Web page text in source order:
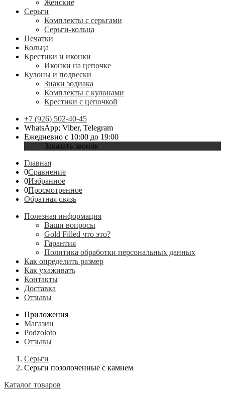
Женские
Серьги
Комплекты с серьгами
Серьги-кольца
Печатки
Кольца
Крестики и иконки
Иконки на цепочке
Кулоны и подвески
Знаки зодиака
Комплекты с кулонами
Крестики с цепочкой
+7 (926) 502-40-45
WhatsApp; Viber, Telegram
Ежедневно с 10:00 до 19:00
Заказать звонок
Главная
0Сравнение
0Избранное
0Просмотренное
Обратная связь
Полезная информация
Ваши вопросы
Gold Filled что это?
Гарантия
Политика обработки персональных данных
Как определить размер
Как ухаживать
Контакты
Доставка
Отзывы
Приложения
Магазин
Podzoloto
Отзывы
Серьги
Серьги позолоченные с камнем
Каталог товаров